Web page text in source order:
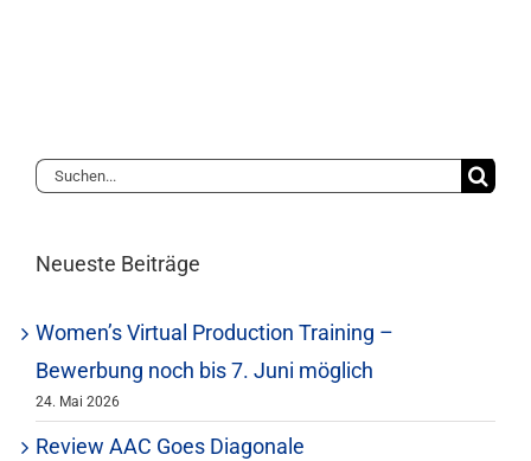
Suche
Neueste Beiträge
Women’s Virtual Production Training –
Bewerbung noch bis 7. Juni möglich
24. Mai 2026
Review AAC Goes Diagonale